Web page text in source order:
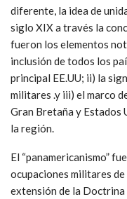
diferente, la idea de
siglo XIX a través la
fueron los elementos
inclusión de todos los
principal EE.UU; ii) la
militares .y iii) el marco
Gran Bretaña y Estados
la región.
El “panamericanismo”
ocupaciones militares de
extensión de la Doctrina